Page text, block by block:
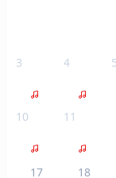
3 4 5
10 11
17 18